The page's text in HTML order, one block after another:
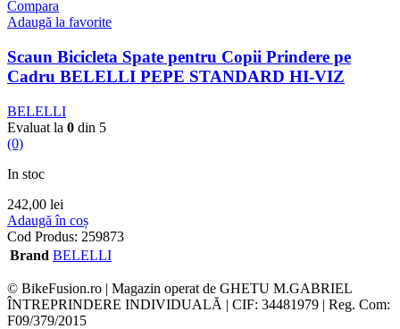
Compara
Adaugă la favorite
Scaun Bicicleta Spate pentru Copii Prindere pe
Cadru BELELLI PEPE STANDARD HI-VIZ
BELELLI
Evaluat la 0 din 5
(0)
In stoc
242,00 lei
Adaugă în coș
Cod Produs: 259873
Brand BELELLI
© BikeFusion.ro | Magazin operat de GHETU M.GABRIEL
ÎNTREPRINDERE INDIVIDUALĂ | CIF: 34481979 | Reg. Com:
F09/379/2015